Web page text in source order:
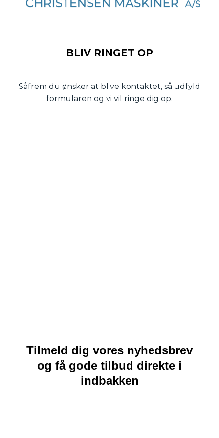
BLIV RINGET OP
Såfrem du ønsker at blive kontaktet, så udfyld
formularen og vi vil ringe dig op.
Tilmeld dig vores nyhedsbrev
og få gode tilbud direkte i
indbakken